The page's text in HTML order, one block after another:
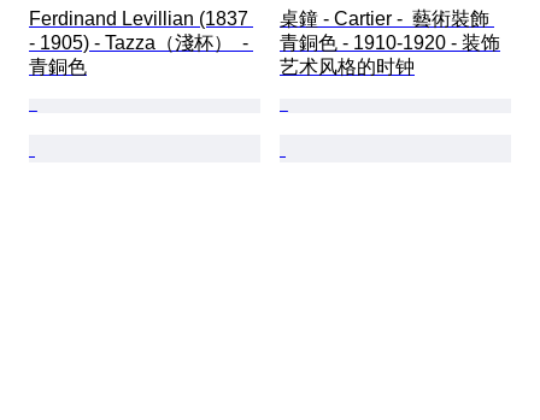
Ferdinand Levillian (1837
- 1905) - Tazza（淺杯）  -
青銅色
桌鐘 - Cartier -  藝術裝飾
青銅色 - 1910-1920 - 装饰
艺术风格的时钟